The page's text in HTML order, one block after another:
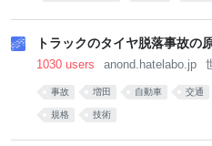
トラックのタイヤ脱落事故の
1030 users anond.hatelabo.jp
事故 増田 自動車 交通
規格 技術